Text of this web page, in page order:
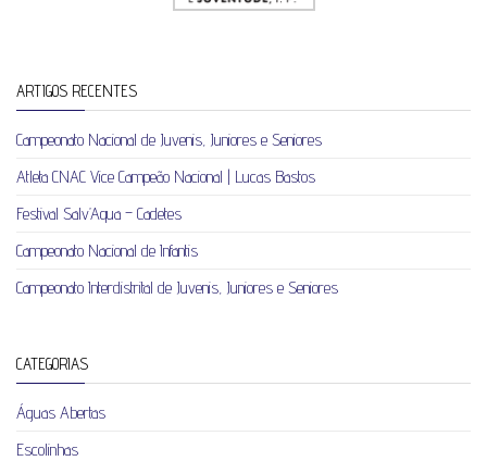
ARTIGOS RECENTES
Campeonato Nacional de Juvenis, Juniores e Seniores
Atleta CNAC Vice Campeão Nacional | Lucas Bastos
Festival Salv’Aqua – Cadetes
Campeonato Nacional de Infantis
Campeonato Interdistrital de Juvenis, Juniores e Seniores
CATEGORIAS
Águas Abertas
Escolinhas